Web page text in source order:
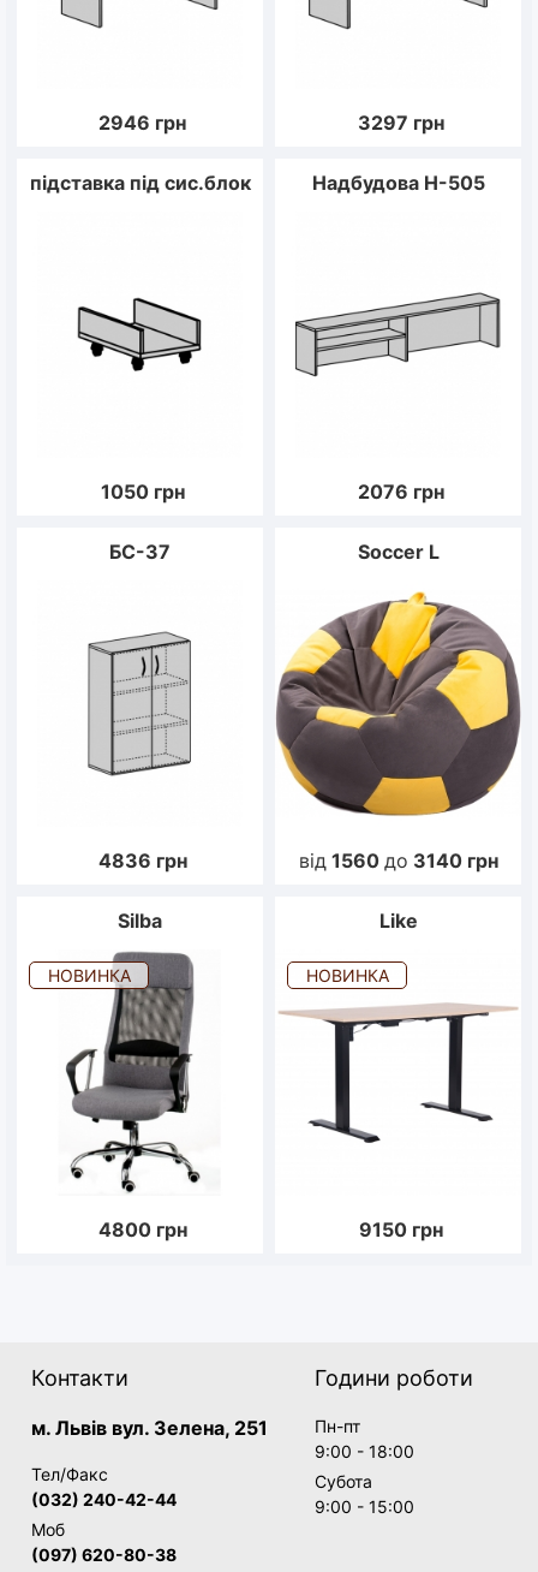
2946 грн 3297 грн
підставка під сис.блок
1050 грн
Надбудова Н-505
2076 грн
БС-37
4836 грн
Soccer L
від 1560 до 3140 грн
Silba
НОВИНКА
4800 грн
Like
НОВИНКА
9150 грн
Контакти
м. Львів вул. Зелена, 251
Тел/Факс
(032) 240-42-44
Моб
(097) 620-80-38
Години роботи
Пн-пт
9:00 - 18:00
Субота
9:00 - 15:00